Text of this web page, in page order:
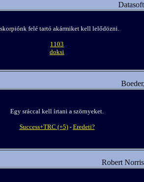
felé tartó akármiket kell lelődözni.
1103
doksi
Egy sráccal kell írtani a szörnyeket.
Success+TRC (+5)- Eredeti?
Robert